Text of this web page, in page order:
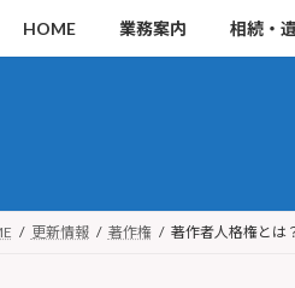
HOME 業務案内 相続・
更新情報 著作権 著作者人格権とは